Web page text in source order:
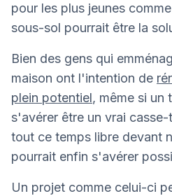
pour les plus jeunes
sous-sol pourrait être la
Bien des gens qui
maison ont l'intention de
plein potentiel, même si un
s'avérer être un vrai
tout ce temps libre devant
pourrait enfin s'avérer
Un projet comme celui-ci